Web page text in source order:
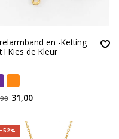
en -Ketting
I Kies de Kleur
31,00
-52%